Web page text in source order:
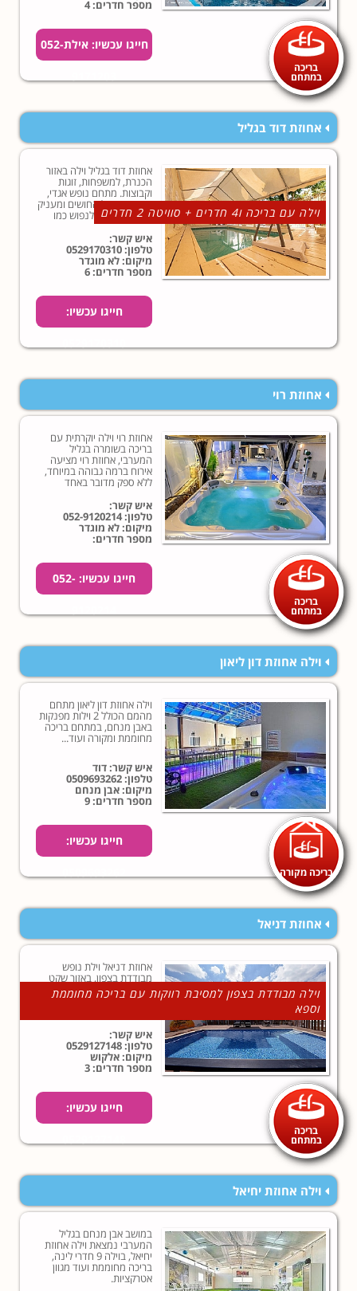
בריכה
במתחם
מספר חדרים: 4
חייגו עכשיו: אילת052-
אחוזת דוד בגליל
וילה עם בריכה ו4 חדרים + סוויטה 2 חדרים
אחוזת דוד בגליל וילה באזור
הכנרת, למשפחות, זוגות
וקבוצות. מתחם נופש אגדי,
מעורר את כל החושים ומעניק
לכם את הזכות לנפוש כמו
שחלמתם כל השנה.במתחם
חדרים ועוד סוויטה צמודה
עם 2 חדרים
איש קשר:
טלפון:0529170310
מיקום: לא מוגדר
מספר חדרים: 6
חייגו עכשיו:
אחוזת רוי
בריכה
במתחם
אחוזת רוי וילה יוקרתית עם
בריכה בשומרה בגליל
המערבי, אחוזת רוי מציעה
אירוח ברמה גבוהה במיוחד,
ללא ספק מדובר באחד
שהכרנו!
איש קשר:
טלפון:052-9120214
מיקום: לא מוגדר
מספר חדרים:
חייגו עכשיו: 052-
וילה אחוזת דון ליאון
בריכה מקורה
וילה אחוזת דון ליאון מתחם
מהמם הכולל 2 וילות מפנקות
באבן מנחם, במתחם בריכה
מחוממת ומקורה ועוד...
איש קשר: דוד
טלפון:0509693262
מיקום: אבן מנחם
מספר חדרים: 9
חייגו עכשיו:
אחוזת דניאל
וילה מבודדת בצפון למסיבת רווקות עם בריכה מחוממת
וספא
בריכה
במתחם
אחוזת דניאל וילת נופש
מבודדת בצפון, באזור שקט
ופסטורלי המאפשר עריכת
מסיבות רווקות ואירועים
איש קשר:
טלפון:0529127148
מיקום: אלקוש
מספר חדרים: 3
חייגו עכשיו:
וילה אחוזת יחיאל
במושב אבן מנחם בגליל
המערבי נמצאת וילה אחוזת
יחיאל, בוילה 9 חדרי לינה,
בריכה מחוממת ועוד מגוון
אטרקציות.